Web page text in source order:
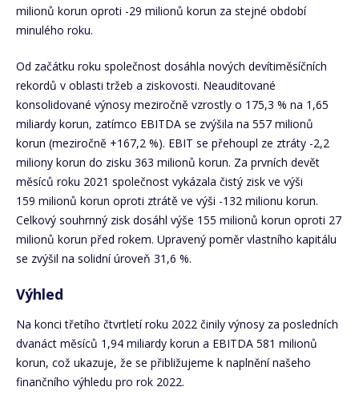
milionů korun oproti -29 milionů korun za stejné období
minulého roku.
Od začátku roku společnost dosáhla nových devítiměsíčních
rekordů v oblasti tržeb a ziskovosti. Neauditované
konsolidované výnosy meziročně vzrostly o 175,3 % na 1,65
miliardy korun, zatímco EBITDA se zvýšila na 557 milionů
korun (meziročně +167,2 %). EBIT se přehoupl ze ztráty -2,2
miliony korun do zisku 363 milionů korun. Za prvních devět
měsíců roku 2021 společnost vykázala čistý zisk ve výši
159 milionů korun oproti ztrátě ve výši -132 milionu korun.
Celkový souhrnný zisk dosáhl výše 155 milionů korun oproti 27
milionů korun před rokem. Upravený poměr vlastního kapitálu
se zvýšil na solidní úroveň 31,6 %.
Výhled
Na konci třetího čtvrtletí roku 2022 činily výnosy za posledních
dvanáct měsíců 1,94 miliardy korun a EBITDA 581 milionů
korun, což ukazuje, že se přibližujeme k naplnění našeho
finančního výhledu pro rok 2022.